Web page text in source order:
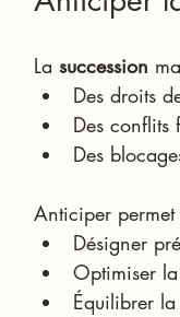
La succession
Des droits
Des conflits
Des
Anticiper permet
Désigner
Optimiser
Équilibrer